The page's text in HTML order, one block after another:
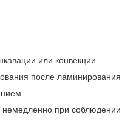
или конвекции
после ламинирования
при соблюдении